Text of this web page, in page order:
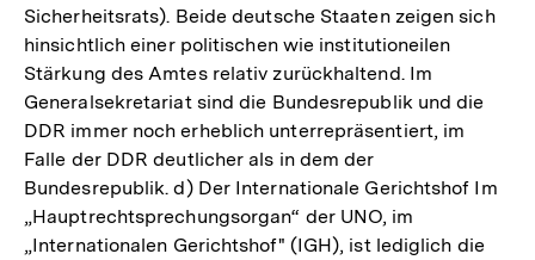
Sicherheitsrats). Beide deutsche Staaten zeigen sich
hinsichtlich einer politischen wie institutioneilen
Stärkung des Amtes relativ zurückhaltend. Im
Generalsekretariat sind die Bundesrepublik und die
DDR immer noch erheblich unterrepräsentiert, im
Falle der DDR deutlicher als in dem der
Bundesrepublik. d) Der Internationale Gerichtshof Im
„Hauptrechtsprechungsorgan“ der UNO, im
„Internationalen Gerichtshof" (IGH), ist lediglich die